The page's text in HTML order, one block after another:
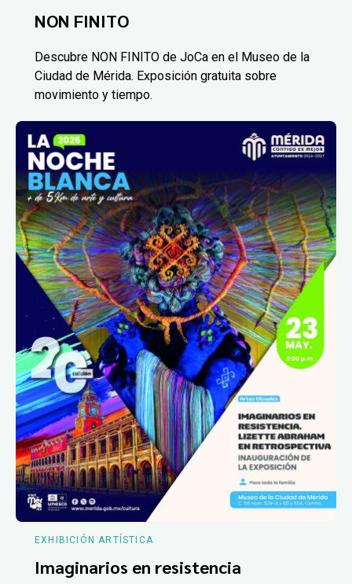
NON FINITO
Descubre NON FINITO de JoCa en el Museo de la
Ciudad de Mérida. Exposición gratuita sobre
movimiento y tiempo.
EXHIBICIÓN ARTÍSTICA
Imaginarios en resistencia